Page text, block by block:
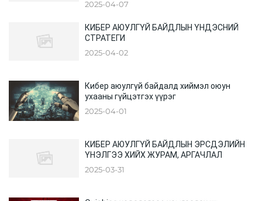
2025-04-07
КИБЕР АЮУЛГҮЙ БАЙДЛЫН ҮНДЭСНИЙ
СТРАТЕГИ
2025-04-02
Кибер аюулгүй байдалд хиймэл оюун
ухааны гүйцэтгэх үүрэг
2025-04-01
КИБЕР АЮУЛГҮЙ БАЙДЛЫН ЭРСДЭЛИЙН
ҮНЭЛГЭЭ ХИЙХ ЖУРАМ, АРГАЧЛАЛ
2025-03-31